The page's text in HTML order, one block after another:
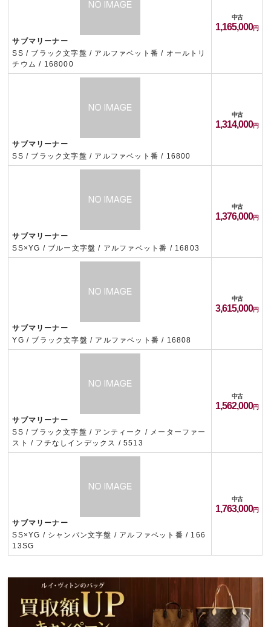
サブマリーナー
SS / ブラック文字盤 / アルファベット番 / オールトリ
チウム / 168000
中古
1,165,000
サブマリーナー
SS / ブラック文字盤 / アルファベット番 / 16800
中古
1,314,000
サブマリーナー
SS×YG / ブルー文字盤 / アルファベット番 / 16803
中古
1,376,000
サブマリーナー
YG / ブラック文字盤 / アルファベット番 / 16808
中古
3,615,000
サブマリーナー
SS / ブラック文字盤 / アンティーク / メーターファー
スト / フチなしインデックス / 5513
中古
1,562,000
サブマリーナー
SS×YG / シャンパン文字盤 / アルファベット番 / 166
13SG
中古
1,763,000